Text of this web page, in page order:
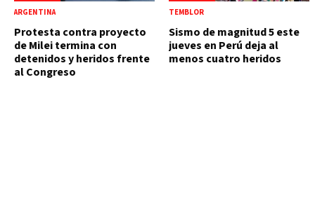
ARGENTINA
Protesta contra proyecto
de Milei termina con
detenidos y heridos frente
al Congreso
TEMBLOR
Sismo de magnitud 5 este
jueves en Perú deja al
menos cuatro heridos